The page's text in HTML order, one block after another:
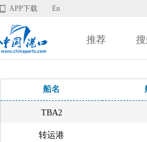
APP下载 En
推荐
船名
TBA2
转运港